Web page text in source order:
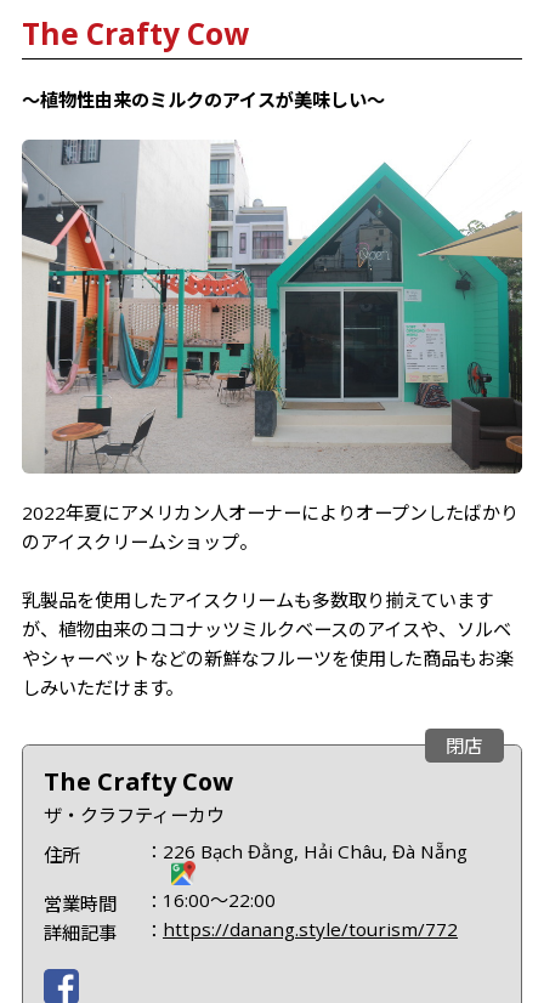
The Crafty Cow
～植物性由来のミルクのアイスが美味しい～
2022年夏にアメリカン人オーナーによりオープンしたばかり
のアイスクリームショップ。
乳製品を使用したアイスクリームも多数取り揃えています
が、植物由来のココナッツミルクベースのアイスや、ソルベ
やシャーベットなどの新鮮なフルーツを使用した商品もお楽
しみいただけます。
閉店
The Crafty Cow
ザ・クラフティーカウ
住所
226 Bạch Đằng, Hải Châu, Đà Nẵng
営業時間
16:00～22:00
詳細記事
https://danang.style/tourism/772